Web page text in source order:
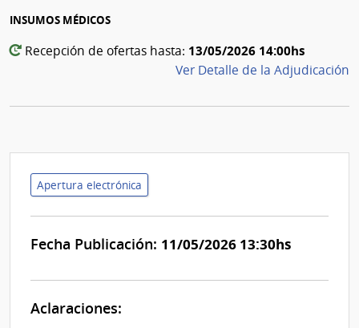
INSUMOS MÉDICOS
Recepción de ofertas hasta: 13/05/2026 14:00hs
Ver Detalle de la Adjudicación
Apertura electrónica
Fecha Publicación: 11/05/2026 13:30hs
Aclaraciones: